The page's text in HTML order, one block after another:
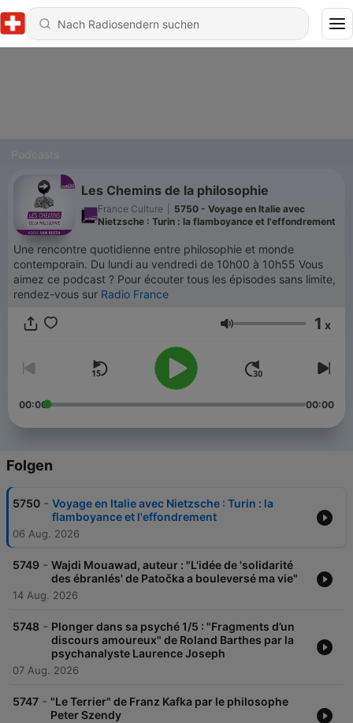
Les Chemins de la philosophie
France Culture
5750 - Voyage en Italie avec
Nietzsche : Turin : la flamboyance et l'effondrement
Une rencontre quotidienne entre philosophie et monde
contemporain. Du lundi au vendredi de 10h00 à 10h55 Vous
aimez ce podcast ? Pour écouter tous les épisodes sans limite,
rendez-vous sur Radio France
Lautstärke 1 x
00:00 00:00
Folgen
5750 - Voyage en Italie avec Nietzsche : Turin : la
flamboyance et l'effondrement
06 Aug. 2026
5749 - Wajdi Mouawad, auteur : "L'idée de 'solidarité
des ébranlés' de Patočka a bouleversé ma vie"
14 Aug. 2026
5748 - Plonger dans sa psyché 1/5 : "Fragments d’un
discours amoureux" de Roland Barthes par la
psychanalyste Laurence Joseph
07 Aug. 2026
5747 - "Le Terrier" de Franz Kafka par le philosophe
Peter Szendy